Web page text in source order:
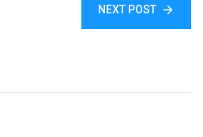
NEXT POST